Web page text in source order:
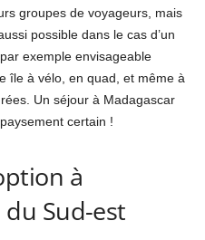
groupes de voyageurs, mais
possible dans le cas d’un
exemple envisageable
île à vélo, en quad, et même à
Un séjour à Madagascar
certain !
à
Sud-est